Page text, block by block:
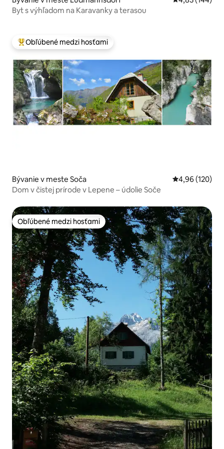
Byt s výhľadom na Karavanky a terasou
Najobľúbenejšie medzi hosťami
Obľúbené medzi hosťami
Bývanie v meste Soča Priemerné
4,96 (120)
Dom v čistej prírode v Lepene – údolie Soče
Obľúbené medzi hosťami
Obľúbené medzi hosťami